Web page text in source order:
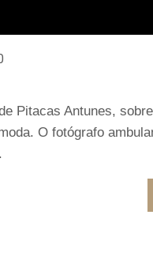
Pitacas Antunes,
O fotógrafo